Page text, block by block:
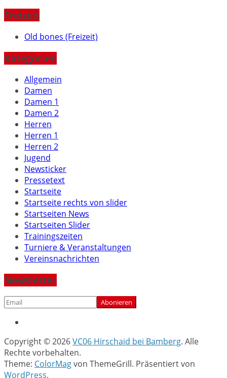
Freizeit
Old bones (Freizeit)
Kategorien
Allgemein
Damen
Damen 1
Damen 2
Herren
Herren 1
Herren 2
Jugend
Newsticker
Pressetext
Startseite
Startseite rechts von slider
Startseiten News
Startseiten Slider
Trainingszeiten
Turniere & Veranstaltungen
Vereinsnachrichten
Newsletter
Copyright © 2026VC06 Hirschaid bei Bamberg. Alle
Rechte vorbehalten.
Theme: ColorMagvon ThemeGrill. Präsentiert von
WordPress.